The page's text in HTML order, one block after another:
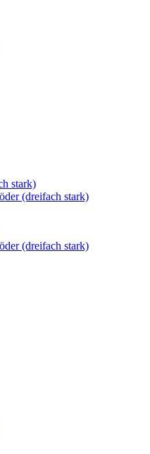
stark)
(dreifach stark)
(dreifach stark)